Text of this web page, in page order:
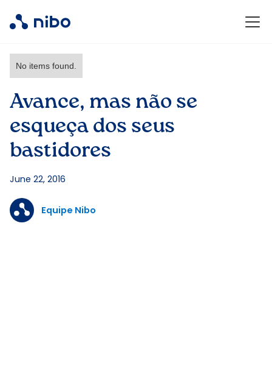
No items found.
Avance, mas não se
esqueça dos seus
bastidores
June 22, 2016
Equipe Nibo